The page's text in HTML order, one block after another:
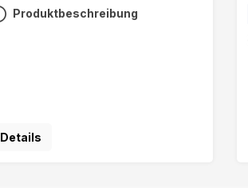
Produktbeschreibung
Details